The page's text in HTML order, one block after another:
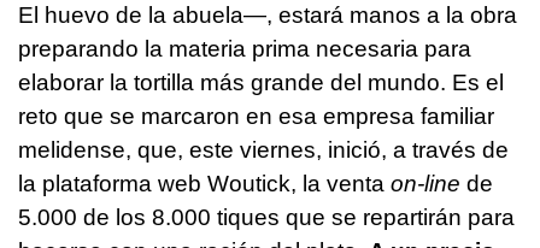
El huevo de la abuela—, estará manos a la obra
preparando la materia prima necesaria para
elaborar la tortilla más grande del mundo. Es el
reto que se marcaron en esa empresa familiar
melidense, que, este viernes, inició, a través de
la plataforma web Woutick, la venta on-line de
5.000 de los 8.000 tiques que se repartirán para